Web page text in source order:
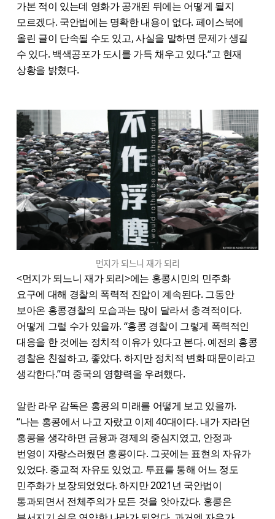
가본 적이 있는데 영화가 공개된 뒤에는 어떻게 될지
모르겠다. 국안법에는 명확한 내용이 없다. 페이스북에
올린 글이 단속될 수도 있고, 사실을 말하면 문제가 생길
수 있다. 백색공포가 도시를 가득 채우고 있다.“고 현재
상황을 밝혔다.
먼지가 되느니 재가 되리
<먼지가 되느니 재가 되리>에는 홍콩시민의 민주화
요구에 대해 경찰의 폭력적 진압이 계속된다. 그동안
보아온 홍콩경찰의 모습과는 많이 달라서 충격적이다.
어떻게 그럴 수가 있을까. “홍콩 경찰이 그렇게 폭력적인
대응을 한 것에는 정치적 이유가 있다고 본다. 예전의 홍콩
경찰은 친절하고, 좋았다. 하지만 정치적 변화 때문이라고
생각한다.”며 중국의 영향력을 우려했다.
알란 라우 감독은 홍콩의 미래를 어떻게 보고 있을까.
“나는 홍콩에서 나고 자랐고 이제 40대이다. 내가 자라던
홍콩을 생각하면 금융과 경제의 중심지였고, 안정과
번영이 자랑스러웠던 홍콩이다. 그곳에는 표현의 자유가
있었다. 종교적 자유도 있었고. 투표를 통해 어느 정도
민주화가 보장되었었다. 하지만 2021년 국안법이
통과되면서 전체주의가 모든 것을 앗아갔다. 홍콩은